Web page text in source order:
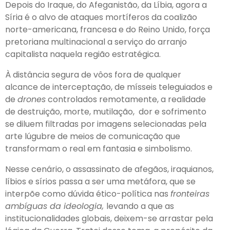
Depois do Iraque, do Afeganistão, da Líbia, agora a
Síria é o alvo de ataques mortíferos da coalizão
norte-americana, francesa e do Reino Unido, força
pretoriana multinacional a serviço do arranjo
capitalista naquela região estratégica.
À distância segura de vôos fora de qualquer
alcance de interceptação, de mísseis teleguiados e
de dronescontrolados remotamente, a realidade
de destruição, morte, mutilação, dor e sofrimento
se diluem filtradas por imagens selecionadas pela
arte lúgubre de meios de comunicação que
transformam o real em fantasia e simbolismo.
Nesse cenário, o assassinato de afegãos, iraquianos,
líbios e sírios passa a ser uma metáfora, que se
interpõe como dúvida ético-política nas fronteiras
ambíguas da ideologia, levando a que as
institucionalidades globais, deixem-se arrastar pela